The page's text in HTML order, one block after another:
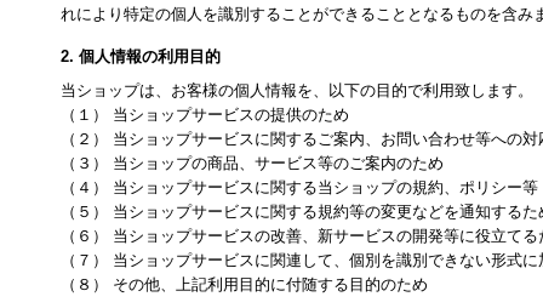
れにより特定の個人を識別することができることとなるものを含
2. 個人情報の利用目的
当ショップは、お客様の個人情報を、以下の目的で利用致します。
（１） 当ショップサービスの提供のため
（２） 当ショップサービスに関するご案内、お問い合わせ等への
（３） 当ショップの商品、サービス等のご案内のため
（４） 当ショップサービスに関する当ショップの規約、ポリシー
（５） 当ショップサービスに関する規約等の変更などを通知するた
（６） 当ショップサービスの改善、新サービスの開発等に役立てる
（７） 当ショップサービスに関連して、個別を識別できない形式
（８） その他、上記利用目的に付随する目的のため